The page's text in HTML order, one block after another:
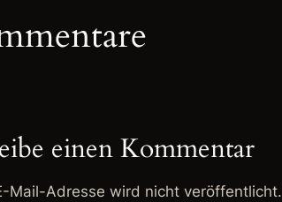
einen Kommentar
Mail-Adresse wird nicht veröffentlicht.